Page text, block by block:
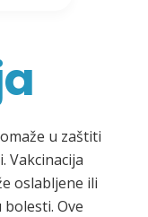
u zaštiti
Vakcinacija
oslabljene ili
Ove